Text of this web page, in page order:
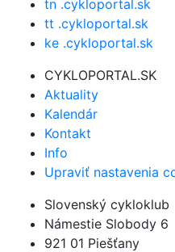
tn .cykloportal.sk
tt .cykloportal.sk
ke .cykloportal.sk
CYKLOPORTAL.SK
Aktuality
Kalendár
Kontakt
Info
Upraviť nastavenia
Slovenský cykloklub
Námestie Slobody 6
921 01 Piešťany